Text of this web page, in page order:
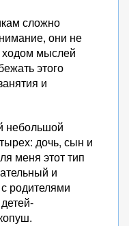
сложно
они не
ходом мыслей
этого
и
небольшой
дочь, сын и
меня этот тип
и
родителями